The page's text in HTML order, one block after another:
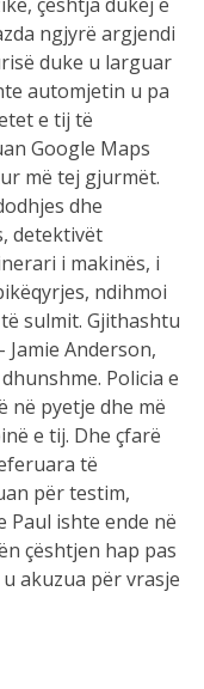
ngjyrë argjendi
duke u larguar
automjetin u pa
e tij të
Google Maps
më tej gjurmët.
dhe
detektivët
i makinës, i
ndihmoi
sulmit. Gjithashtu
Anderson,
Policia e
në pyetje dhe më
e tij. Dhe çfarë
të
për testim,
Paul ishte ende në
çështjen hap pas
akuzua për vrasje